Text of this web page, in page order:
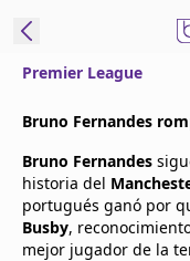
Language
ENES
Edition
United States
Premier League
Bruno Fernandes
Bruno Fernandes
historia del
portugués ganó por
Busby,
mejor jugador de la